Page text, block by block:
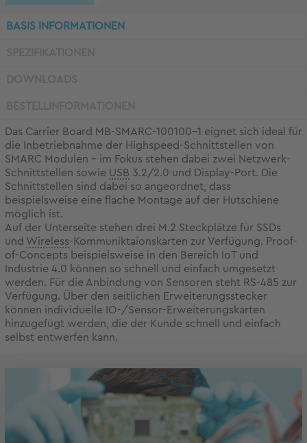
BASIS INFORMATIONEN
Das Carrier Board MB-SMARC-100100-1 eignet sich ideal für
die Inbetriebnahme der Highspeed-Schnittstellen von
SMARC Modulen - im Fokus stehen dabei zwei Netzwerk-
Schnittstellen sowie USB 3.2/2.0 und Display-Port. Die
Schnittstellen sind dabei so angeordnet, dass
beispielsweise eine flache Montage auf der Hutschiene
möglich ist.
Auf der Unterseite stehen drei M.2 Steckplätze für SSDs
und Wireless-Kommuniktaionskarten zur Verfügung. Proof-
of-Concepts beispielsweise in den Bereich IoT und
Industrie 4.0 können so schnell und einfach umgesetzt
werden. Für die Anbindung von Sensoren steht RS-485 zur
Verfügung. Über den seitlichen Erweiterungsstecker
können individuelle IO-/Sensor-Erweiterungskarten
hinzugefügt werden, die der Kunde schnell und einfach
selbst entwerfen kann.